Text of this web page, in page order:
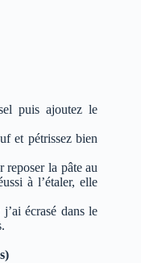
puis ajoutez le
et pétrissez bien
reposer la pâte au
à l’étaler, elle
écrasé dans le